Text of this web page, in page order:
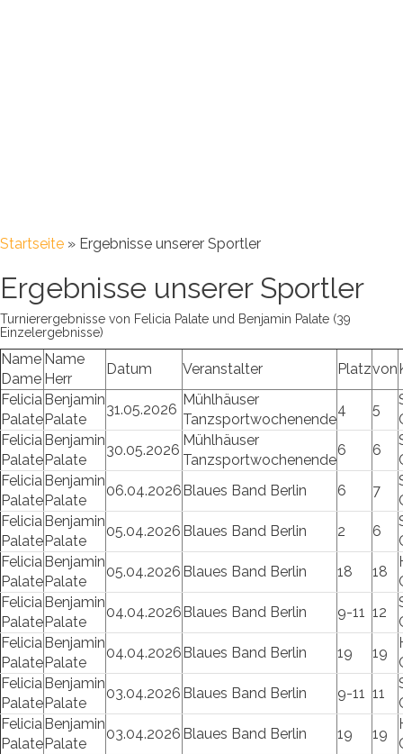
Startseite » Ergebnisse unserer Sportler
Ergebnisse unserer Sportler
Turnierergebnisse von Felicia Palate und Benjamin Palate (39
Einzelergebnisse)
Name
Dame
Name
Herr
Datum Veranstalter Platzvon
Felicia
Palate
Benjamin
Palate
31.05.2026
Mühlhäuser
Tanzsportwochenende
4 5
Felicia
Palate
Benjamin
Palate
30.05.2026
Mühlhäuser
Tanzsportwochenende
6 6
Felicia
Palate
Benjamin
Palate
06.04.2026Blaues Band Berlin 6 7
Felicia
Palate
Benjamin
Palate
05.04.2026 Blaues Band Berlin 2 6
Felicia
Palate
Benjamin
Palate
05.04.2026 Blaues Band Berlin 18 18
Felicia
Palate
Benjamin
Palate
04.04.2026Blaues Band Berlin 9-11 12
Felicia
Palate
Benjamin
Palate
04.04.2026Blaues Band Berlin 19 19
Felicia
Palate
Benjamin
Palate
03.04.2026 Blaues Band Berlin 9-11 11
Felicia
Palate
Benjamin
Palate
03.04.2026 Blaues Band Berlin 19 19